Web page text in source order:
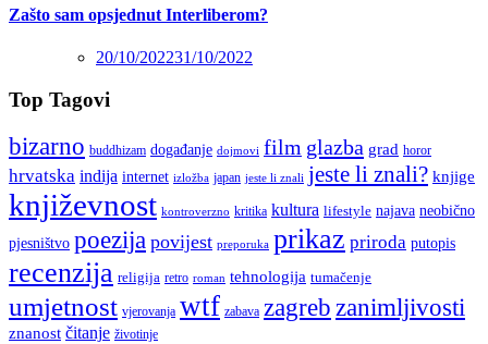
Zašto sam opsjednut Interliberom?
20/10/202231/10/2022
Top Tagovi
bizarno buddhizam događanje dojmovi film glazba grad horor
hrvatska indija internet izložba japan jeste li znali jeste li znali? knjige
književnost kontroverzno kritika kultura lifestyle najava neobično
pjesništvo poezija povijest preporuka prikaz priroda putopis
recenzija religija retro roman tehnologija tumačenje
umjetnost vjerovanja wtf zabava zagreb zanimljivosti
znanost čitanje životinje